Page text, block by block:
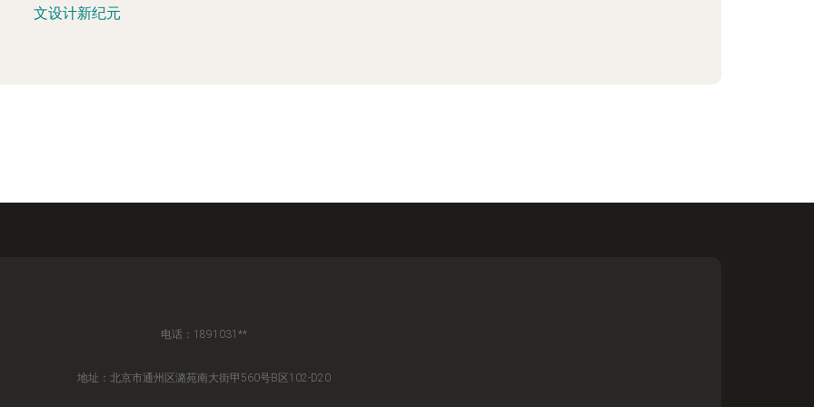
文设计新纪元
电话：1891031**
地址：北京市通州区潞苑南大街甲560号B区102-D20